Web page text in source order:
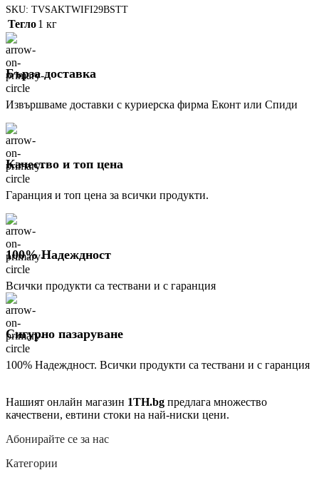
SKU: TVSAKTWIFI29BSTT
Тегло1 кг
Бърза доставка
Извършваме доставки с куриерска фирма Еконт или Спиди
Качество и топ цена
Гаранция и топ цена за всички продукти.
100% Надеждност
Всички продукти са тествани и с гаранция
Сигурно пазаруване
100% Надеждност. Всички продукти са тествани и с гаранция
Нашият онлайн магазин 1TH.bg предлага множество
качествени, евтини стоки на най-ниски цени.
Абонирайте се за нас
Категории